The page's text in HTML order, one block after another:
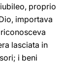
proprio
importava
lasciata in
i beni